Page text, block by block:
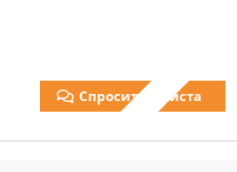
Спросить юриста